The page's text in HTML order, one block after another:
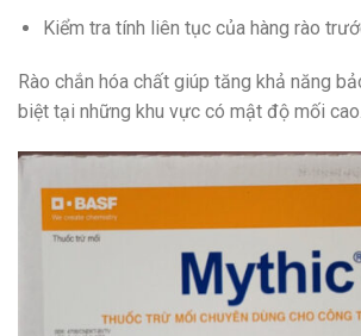
Kiểm tra tính liên tục của hàng rào
Rào chắn hóa chất giúp tăng khả năng
biệt tại những khu vực có mật độ mối cao.